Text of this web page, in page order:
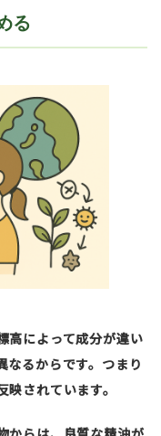
る
高によって成分が違い
なるからです。つまり
されています。